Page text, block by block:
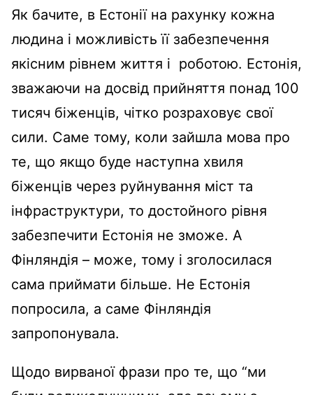
Як бачите, в Естонії на рахунку кожна
людина і можливість її забезпечення
якісним рівнем життя і роботою. Естонія,
зважаючи на досвід прийняття понад 100
тисяч біженців, чітко розраховує свої
сили. Саме тому, коли зайшла мова про
те, що якщо буде наступна хвиля
біженців через руйнування міст та
інфраструктури, то достойного рівня
забезпечити Естонія не зможе. А
Фінляндія – може, тому і зголосилася
сама приймати більше. Не Естонія
попросила, а саме Фінляндія
запропонувала.
Щодо вирваної фрази про те, що “ми